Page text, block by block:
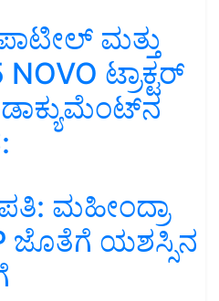
ಮತ್ತು
ಟ್ರಾಕ್ಟರ್
ಮಹೀಂದ್ರಾ
ಜೊತೆಗೆ ಯಶಸ್ಸಿನ